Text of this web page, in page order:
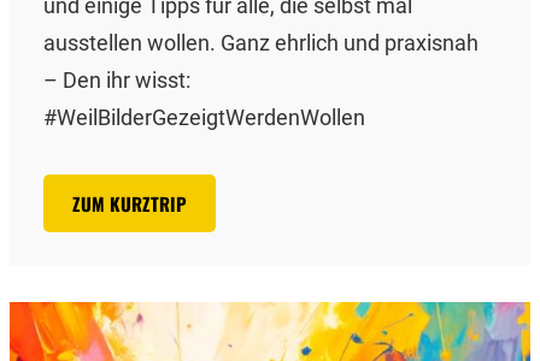
ausstellen wollen. Ganz ehrlich und praxisnah
– Den ihr wisst:
#WeilBilderGezeigtWerdenWollen
ZUM KURZTRIP